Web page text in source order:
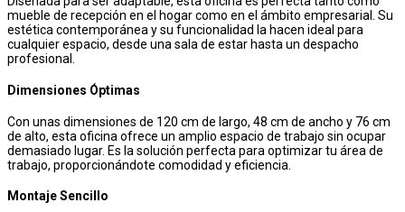
mueble de recepción en el hogar como en el ámbito empresarial. Su
estética contemporánea y su funcionalidad la hacen ideal para
cualquier espacio, desde una sala de estar hasta un despacho
profesional.
Dimensiones Óptimas
Con unas dimensiones de 120 cm de largo, 48 cm de ancho y 76 cm
de alto, esta oficina ofrece un amplio espacio de trabajo sin ocupar
demasiado lugar. Es la solución perfecta para optimizar tu área de
trabajo, proporcionándote comodidad y eficiencia.
Montaje Sencillo